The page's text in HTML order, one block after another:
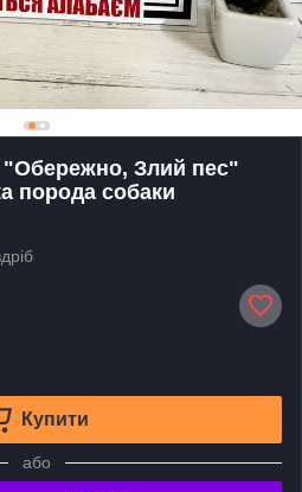
"Обережно, Злий пес"
порода собаки
Купити
або